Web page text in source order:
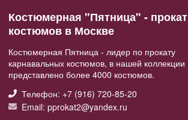
Костюмерная "Пятница" - прокат
костюмов в Москве
Костюмерная Пятница - лидер по прокату
карнавальных костюмов, в нашей коллекции
представлено более 4000 костюмов.
Телефон: +7 (916) 720-85-20
Email: pprokat2@yandex.ru